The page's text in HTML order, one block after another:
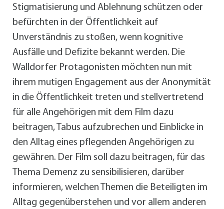
Stigmatisierung und Ablehnung schützen oder
befürchten in der Öffentlichkeit auf
Unverständnis zu stoßen, wenn kognitive
Ausfälle und Defizite bekannt werden. Die
Walldorfer Protagonisten möchten nun mit
ihrem mutigen Engagement aus der Anonymität
in die Öffentlichkeit treten und stellvertretend
für alle Angehörigen mit dem Film dazu
beitragen, Tabus aufzubrechen und Einblicke in
den Alltag eines pflegenden Angehörigen zu
gewähren. Der Film soll dazu beitragen, für das
Thema Demenz zu sensibilisieren, darüber
informieren, welchen Themen die Beteiligten im
Alltag gegenüberstehen und vor allem anderen